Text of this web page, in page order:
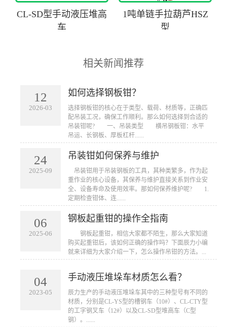
CL-SD型手动液压堆高
车
1吨单链手拉葫芦HSZ
型
相关新闻推荐
12
2026-03
如何选择钢板钳？
​选择钢板钳的核心在于类型、载荷、材质等，正确匹
配吊装工况，确保工作顺利。那么如何选择到合适的
吊装钳呢? 一、吊装类型 横吊钢板钳：水平
吊运、长钢板、厚板杠杆......
24
2025-09
吊装钳如何保养与维护
​ 吊装钳用于吊装钢板的工具，其种类繁多，作为起
重作业的核心设备，其保养与维护直接关系到作业安
全、设备寿命及使用效率。那如何保养维护呢? 1.
定期检查钳体、连......
06
2025-06
钢板起重钳的操作全指南
​ 钢板起重钳，相信大家都不陌生，那么大家知道
购买起重钳后，该如何正确的操作吗？下面辰力小编
就来详细为大家介绍一下，怎么操作吊钳的方法。...
04
2023-05
手动液压堆垛车材质怎么看？
辰力生产的手动液压堆垛车其中的三种型号有不同的
材质，分别是CL-YS型的槽钢车（10#）、CL-CTY型
的工字钢叉车（12#）以及CL-SD型堆高车（C型
钢）。......